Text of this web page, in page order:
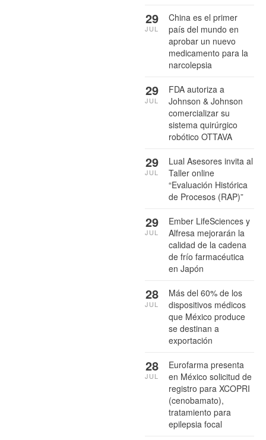
China es el primer
país del mundo en
aprobar un nuevo
medicamento para la
narcolepsia
29
JUL
FDA autoriza a
Johnson & Johnson
comercializar su
sistema quirúrgico
robótico OTTAVA
29
JUL
Lual Asesores invita al
Taller online
“Evaluación Histórica
de Procesos (RAP)”
29
JUL
Ember LifeSciences y
Alfresa mejorarán la
calidad de la cadena
de frío farmacéutica
en Japón
29
JUL
Más del 60% de los
dispositivos médicos
que México produce
se destinan a
exportación
28
JUL
Eurofarma presenta
en México solicitud de
registro para XCOPRI
(cenobamato),
tratamiento para
epilepsia focal
28
JUL